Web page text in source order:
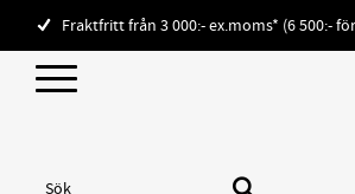
Fraktfritt från 3 000:- ex.moms* (6 500:-